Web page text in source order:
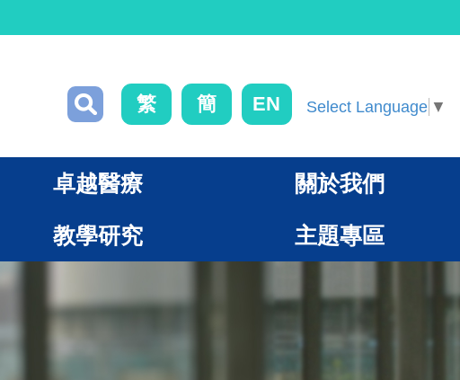
繁 簡 EN Select Language ▼
卓越醫療 關於我們
教學研究 主題專區